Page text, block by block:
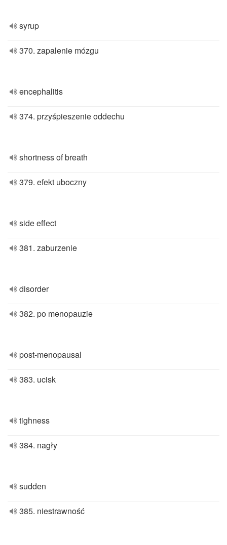
syrup
370. zapalenie mózgu
encephalitis
374. przyśpieszenie oddechu
shortness of breath
379. efekt uboczny
side effect
381. zaburzenie
disorder
382. po menopauzie
post-menopausal
383. ucisk
tighness
384. nagły
sudden
385. niestrawność